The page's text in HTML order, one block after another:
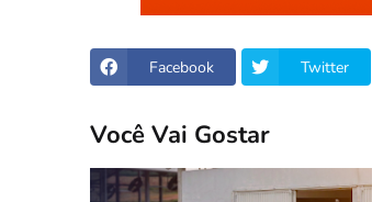
Facebook Twitter
Você Vai Gostar